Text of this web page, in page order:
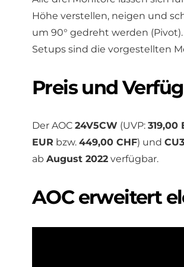
Höhe verstellen, neigen und
um 90° gedreht werden
Setups sind die vorgestellten
Preis und
Der AOC 24V5CW (UVP: 319,00
EUR bzw. 449,00 CHF) und
ab August 2022 verfügbar.
AOC erweitert